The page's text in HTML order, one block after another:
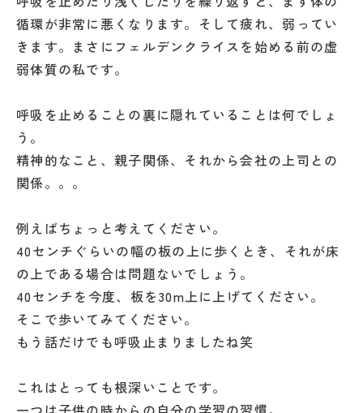
循環が非常に悪くなります。そして疲れ、弱ってい
きます。まさにフェルデンクライスを始める前の虚
弱体質の私です。
呼吸を止めることの裏に隠れていることは何でしょ
う。
精神的なこと、親子関係、それから会社の上司との
関係。。。
例えばちょっと考えてください。
40センチぐらいの幅の板の上に歩くとき、それが床
の上である場合は問題ないでしょう。
40センチを今度、板を30m上に上げてください。
そこで歩いてみてください。
もう話だけでも呼吸止まりましたね笑
これはとっても根深いことです。